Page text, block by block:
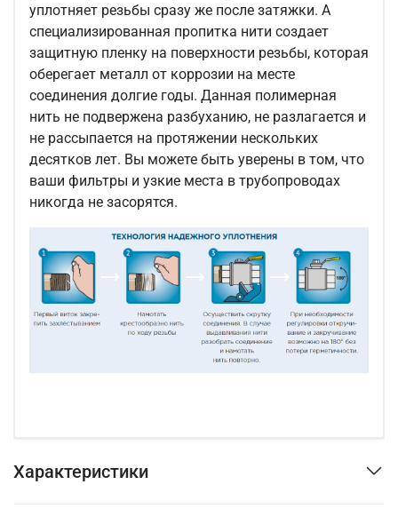
уплотняет резьбы сразу же после затяжки. А
специализированная пропитка нити создает
защитную пленку на поверхности резьбы, которая
оберегает металл от коррозии на месте
соединения долгие годы. Данная полимерная
нить не подвержена разбуханию, не разлагается и
не рассыпается на протяжении нескольких
десятков лет. Вы можете быть уверены в том, что
ваши фильтры и узкие места в трубопроводах
никогда не засорятся.
Характеристики